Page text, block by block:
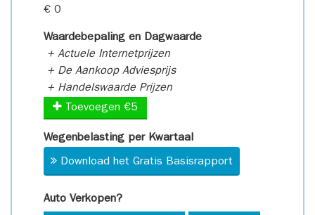
€ 0
Waardebepaling en Dagwaarde
+ Actuele Internetprijzen
+ De Aankoop Adviesprijs
+ Handelswaarde Prijzen
Toevoegen €5
Wegenbelasting per Kwartaal
Download het Gratis Basisrapport
Auto Verkopen?